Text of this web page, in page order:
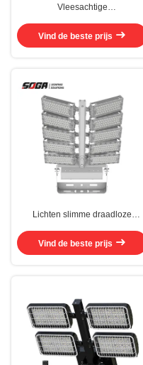
Vleesachtige
roestvrij staal, lichtgewicht en
klein
Vind de beste prijs
Lichten slimme draadloze
honkbalbanen, parkeerplaats
Vind de beste prijs